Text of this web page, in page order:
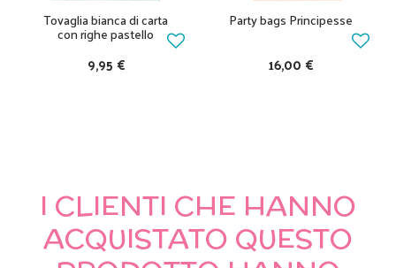
Tovaglia bianca di carta
con righe pastello
9,95 €
Party bags Principesse
16,00 €
I CLIENTI CHE HANNO
ACQUISTATO QUESTO